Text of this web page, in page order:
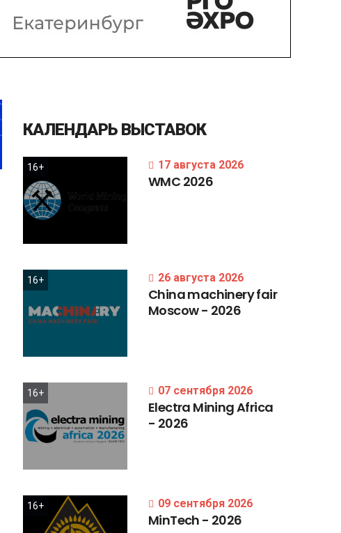
КАЛЕНДАРЬ ВЫСТАВОК
16+ 17 августа 2026
WMC 2026
16+ 26 августа 2026
Chinamachineryfair
Moscow- 2026
16+ 07 сентября 2026
Electra MiningAfrica
- 2026
16+ 09 сентября 2026
MinTech - 2026